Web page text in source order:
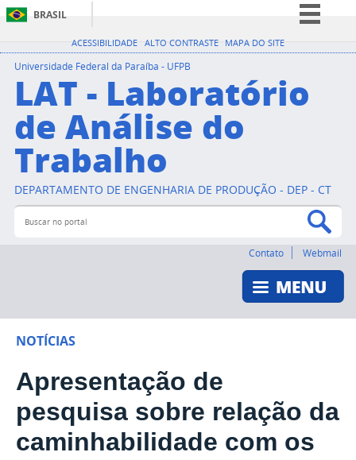
ACESSIBILIDADE ALTO CONTRASTE MAPA DO SITE
BRASIL
Simplifique!
Participe
Acesso à informação
Legislação
Universidade Federal da Paraíba - UFPB
LAT - Laboratório
de Análise do
Trabalho
DEPARTAMENTO DE ENGENHARIA DE PRODUÇÃO - DEP - CT
Buscar no portal
Contato Webmail
NOTÍCIAS
Apresentação de
pesquisa sobre relação da
caminhabilidade com os